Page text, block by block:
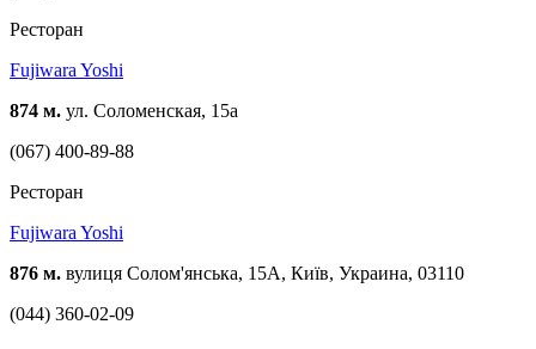
Ресторан
Fujiwara Yoshi
874 м. ул. Соломенская, 15а
(067) 400-89-88
Ресторан
Fujiwara Yoshi
876 м. вулиця Солом'янська, 15A, Київ, Украина, 03110
(044) 360-02-09